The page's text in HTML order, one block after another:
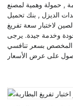
, حمولة وهمية لمصنع
الديزل ,
لاختبار سعة تفريغ
وخدمة جيدة. يرجى
المخصص بسعر تنافسي